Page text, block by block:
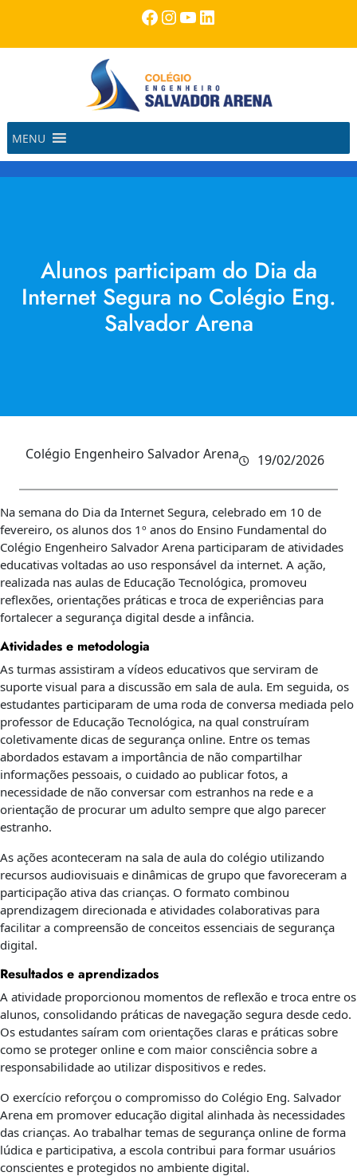
o
Facebook
Instagram
Youtube
LinkedIn
MENU
Alunos participam do Dia da
Internet Segura no Colégio Eng.
Salvador Arena
Colégio Engenheiro Salvador Arena 19/02/2026
Na semana do Dia da Internet Segura, celebrado em 10 de
fevereiro, os alunos dos 1º anos do Ensino Fundamental do
Colégio Engenheiro Salvador Arena participaram de atividades
educativas voltadas ao uso responsável da internet. A ação,
realizada nas aulas de Educação Tecnológica, promoveu
reflexões, orientações práticas e troca de experiências para
fortalecer a segurança digital desde a infância.
Atividades e metodologia
As turmas assistiram a vídeos educativos que serviram de
suporte visual para a discussão em sala de aula. Em seguida, os
estudantes participaram de uma roda de conversa mediada pelo
professor de Educação Tecnológica, na qual construíram
coletivamente dicas de segurança online. Entre os temas
abordados estavam a importância de não compartilhar
informações pessoais, o cuidado ao publicar fotos, a
necessidade de não conversar com estranhos na rede e a
orientação de procurar um adulto sempre que algo parecer
estranho.
As ações aconteceram na sala de aula do colégio utilizando
recursos audiovisuais e dinâmicas de grupo que favoreceram a
participação ativa das crianças. O formato combinou
aprendizagem direcionada e atividades colaborativas para
facilitar a compreensão de conceitos essenciais de segurança
digital.
Resultados e aprendizados
A atividade proporcionou momentos de reflexão e troca entre os
alunos, consolidando práticas de navegação segura desde cedo.
Os estudantes saíram com orientações claras e práticas sobre
como se proteger online e com maior consciência sobre a
responsabilidade ao utilizar dispositivos e redes.
O exercício reforçou o compromisso do Colégio Eng. Salvador
Arena em promover educação digital alinhada às necessidades
das crianças. Ao trabalhar temas de segurança online de forma
lúdica e participativa, a escola contribui para formar usuários
conscientes e protegidos no ambiente digital.